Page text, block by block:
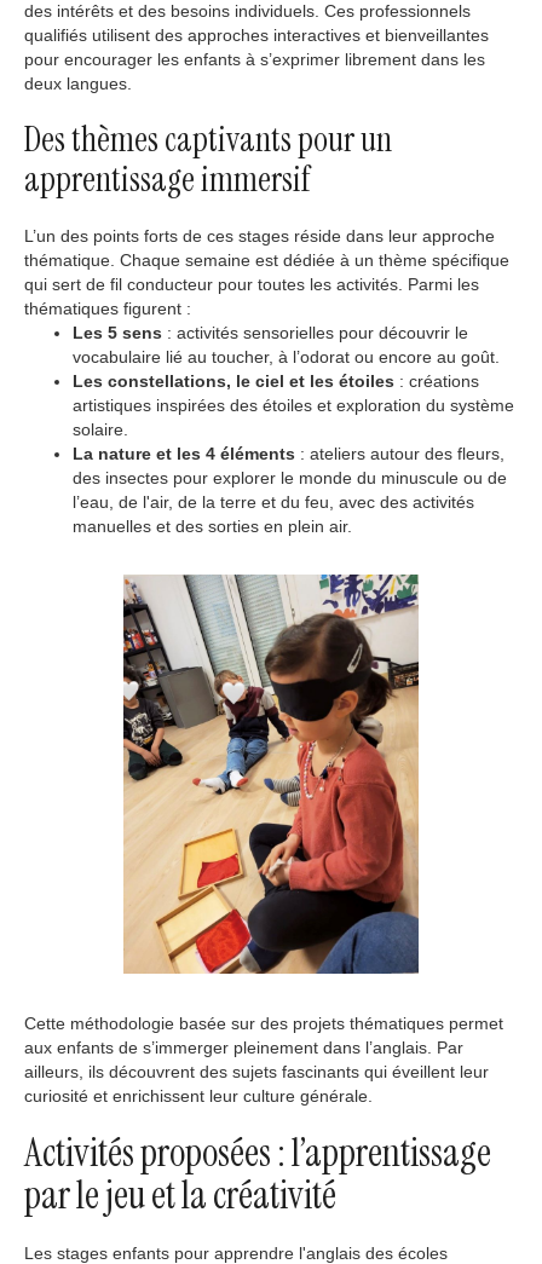
des intérêts et des besoins individuels. Ces professionnels
qualifiés utilisent des approches interactives et bienveillantes
pour encourager les enfants à s’exprimer librement dans les
deux langues.
Des thèmes captivants pour un
apprentissage immersif
L’un des points forts de ces stages réside dans leur approche
thématique. Chaque semaine est dédiée à un thème spécifique
qui sert de fil conducteur pour toutes les activités. Parmi les
thématiques figurent :
Les 5 sens : activités sensorielles pour découvrir le
vocabulaire lié au toucher, à l’odorat ou encore au goût.
Les constellations, le ciel et les étoiles : créations
artistiques inspirées des étoiles et exploration du système
solaire.
La nature et les 4 éléments : ateliers autour des fleurs,
des insectes pour explorer le monde du minuscule ou de
l’eau, de l'air, de la terre et du feu, avec des activités
manuelles et des sorties en plein air.
Cette méthodologie basée sur des projets thématiques permet
aux enfants de s’immerger pleinement dans l’anglais. Par
ailleurs, ils découvrent des sujets fascinants qui éveillent leur
curiosité et enrichissent leur culture générale.
Activités proposées : l’apprentissage
par le jeu et la créativité
Les stages enfants pour apprendre l'anglais des écoles